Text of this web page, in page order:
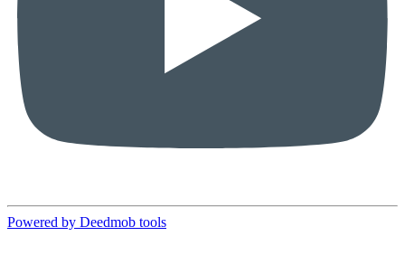
Powered by Deedmob tools